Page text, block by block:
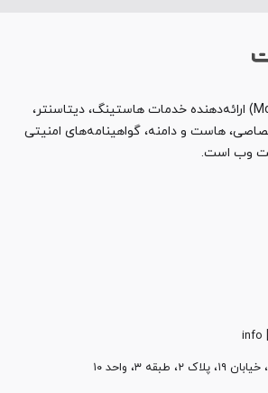
مبین هاست (Mobinhost) ارائه‌دهنده خدمات هاستینگ، دیتاسنتر،
هاست و دامنه، گواهینامه‌های امنیتی
info
۳، واحد ۱۰